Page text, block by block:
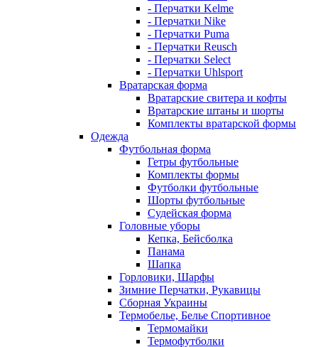
- Перчатки Kelme
- Перчатки Nike
- Перчатки Puma
- Перчатки Reusch
- Перчатки Select
- Перчатки Uhlsport
Вратарская форма
Вратарские свитера и кофты
Вратарские штаны и шорты
Комплекты вратарской формы
Одежда
Футбольная форма
Гетры футбольные
Комплекты формы
Футболки футбольные
Шорты футбольные
Судейская форма
Головные уборы
Кепка, Бейсболка
Панама
Шапка
Горловики, Шарфы
Зимние Перчатки, Рукавицы
Сборная Украины
Термобелье, Белье Спортивное
Термомайки
Термофутболки